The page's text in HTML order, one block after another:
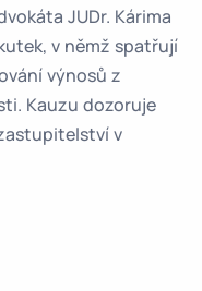
JUDr. Kárima
v němž spatřují
výnosů z
Kauzu dozoruje
v